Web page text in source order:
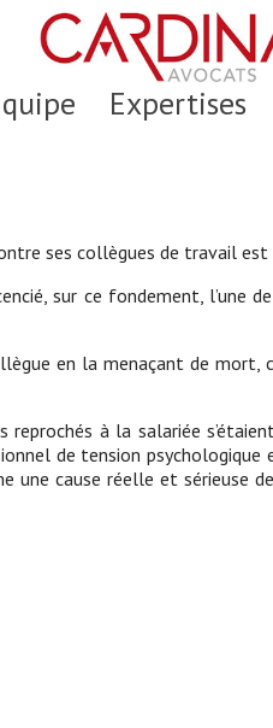
Expertises
ses collègues de travail
sur ce fondement, l’une
en la menaçant de
à la salariée
de tension
cause réelle et sérieuse